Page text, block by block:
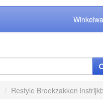
Restyle Broekzakken